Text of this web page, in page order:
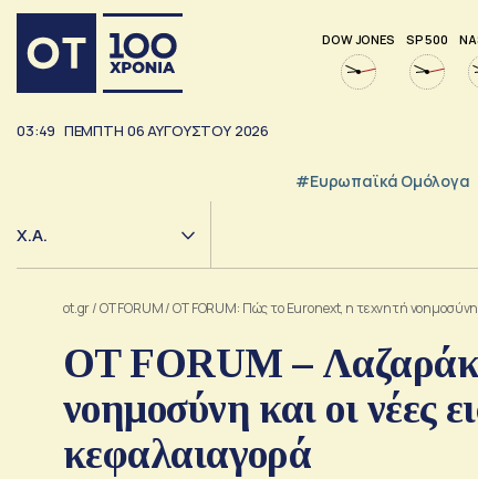
DOW JONES SP 500
03:49 ΠΕΜΠΤΗ 06ΑΥΓΟΥΣΤΟΥ 2026
#Ευρωπαϊκά Ομόλογα
Χ.Α.
ot.gr/OT FORUM/OT FORUM: Πώς το Euronext, η τεχνητή νοημοσύνη
OT FORUM –
νοημοσύνη και οι νέες
κεφαλαιαγορά